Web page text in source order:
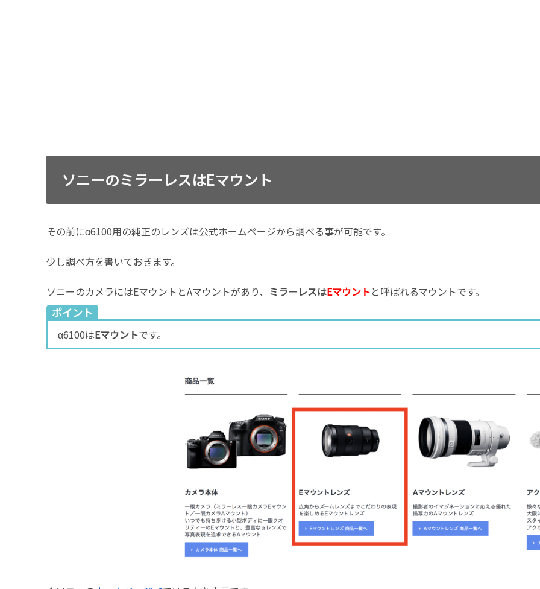
ソニーのミラーレスはEマウント
その前にα6100用の純正のレンズは公式ホームページから調べる事が可能です。
少し調べ方を書いておきます。
ソニーのカメラにはEマウントとAマウントがあり、 ミラーレスはEマウントと呼ばれるマウントです。
ポイント
α6100はEマウントです。